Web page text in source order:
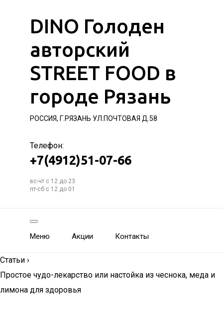
DINO Голоден
авторский
STREET FOOD в
городе Рязань
РОССИЯ, Г.РЯЗАНЬ УЛ.ПОЧТОВАЯ Д.58
Телефон:
+7(4912)51-07-66
вс-чт с 12 до 23
пт-сб с 12 до 01
Меню Акции Контакты
Статьи ›
Простое чудо-лекарство или настойка из чеснока, меда и
лимона для здоровья